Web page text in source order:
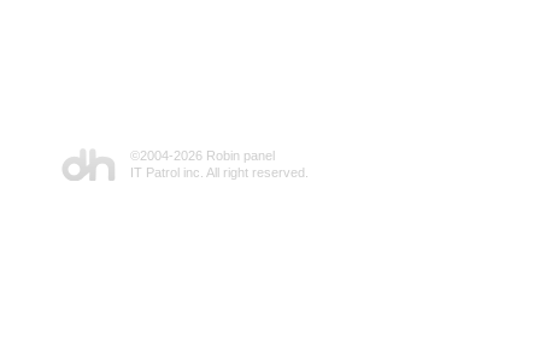
©2004-2026 Robin panel
IT Patrol inc. All right reserved.